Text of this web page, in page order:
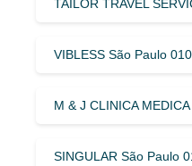
TAILOR TRAVEL
VIBLESS São Paulo
M & J CLINICA
SINGULAR São Paulo